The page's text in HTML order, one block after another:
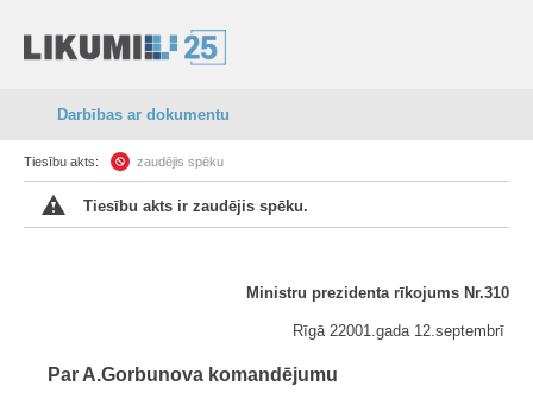
Darbības ar dokumentu
Tiesību akts: zaudējis spēku
Tiesību akts ir zaudējis spēku.
Ministru prezidenta rīkojums Nr.310
Rīgā 22001.gada 12.septembrī
Par A.Gorbunova komandējumu